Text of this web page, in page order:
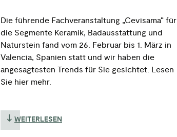
Die führende Fachveranstaltung „Cevisama“ für
die Segmente Keramik, Badausstattung und
Naturstein fand vom 26. Februar bis 1. März in
Valencia, Spanien statt und wir haben die
angesagtesten Trends für Sie gesichtet. Lesen
Sie hier mehr.
WEITERLESEN